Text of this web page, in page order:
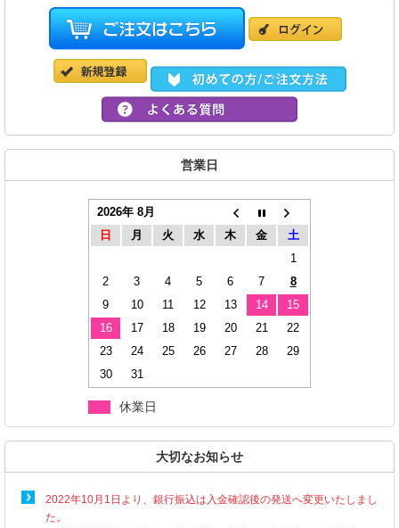
営業日
2026年 8月
日
月 火 水 木 金
土
1
2
3 4 5 6 7
8
9
10 11 12 13 14
15
16
17 18 19 20 21
22
23
24 25 26 27 28
29
30
31
休業日
大切なお知らせ
2022年10月1日より、銀行振込は入金確認後の発送へ変更いたしまし
た。